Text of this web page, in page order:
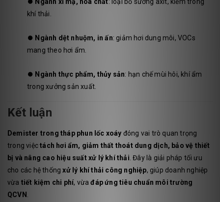
khí thải.
⏺️ Ngành dệt nhuộm, in ấn: giảm hơi dung môi, VOCs
mang theo hơi ẩm.
⏺️ Ngành thực phẩm, thủy sản: hạn chế mùi hôi, khí ẩm
trong xưởng sản xuất.
Kết luận
Demister trong tháp phun lốc xoáy đóng vai trò quan trọng
trong việctách hơi ẩm, giảm thất thoát dung dịch, bảo vệ thiết
bị và nâng cao hiệu suất xử lý khí thải . Đây là giải pháp tối ưu
cho các hệ thốngxử lý khí thải công nghiệp, giúp doanh nghiệp
vừa tiết kiệm chi phí, vừađáp ứng tiêu chuẩn môi trường
QCVN